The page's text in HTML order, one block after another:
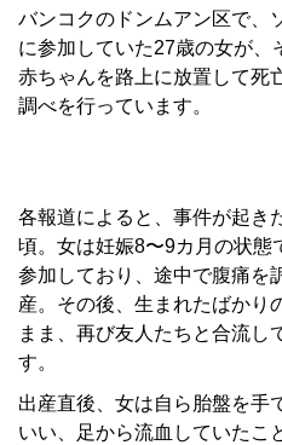
バンコクのドンムアン区で、
に参加していた27歳の女が、
赤ちゃんを路上に放置して死
調べを行っています。
各報道によると、事件が起き
頃。女は妊娠8〜9カ月の状態
参加しており、途中で腹痛を
産。その後、生まれたばかり
まま、再び友人たちと合流し
す。
出産直後、女は自ら胎盤を手
いい、足から流血していたこ